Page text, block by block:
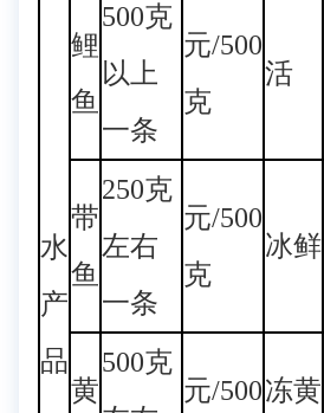
水
产
品
鲤
鱼
500克
以上
一条
元/500
克
活
带
鱼
250克
左右
一条
元/500
克
冰鲜
黄
500克
元/500冻黄